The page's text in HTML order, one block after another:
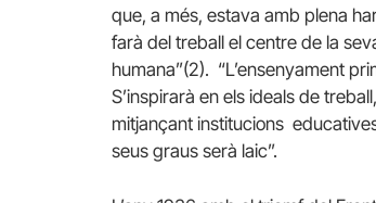
que, a més, estava amb plena
farà del treball el centre de la
humana”(2). “L’ensenyament
S’inspirarà en els ideals de
mitjançant institucions
seus graus serà laic”.